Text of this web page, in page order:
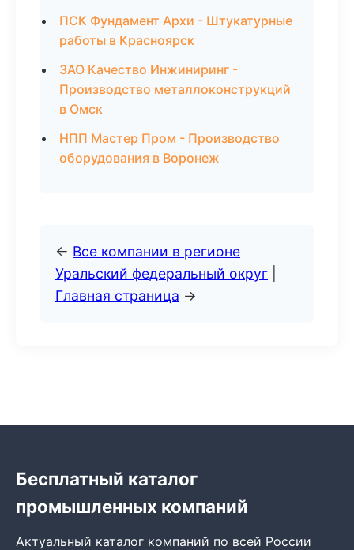
ПСК Фундамент Архи - Штукатурные
работы в Красноярск
ЗАО Качество Инжиниринг -
Производство металлоконструкций
в Омск
НПП Мастер Пром - Производство
оборудования в Воронеж
← Все компании в регионе
Уральский федеральный округ
Главная страница →
Бесплатный каталог
промышленных компаний
Актуальный каталог компаний по всей России